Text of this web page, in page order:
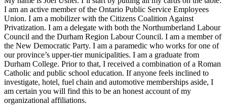
I am an active member of the Ontario Public Service Employees
Union. I am a mobilizer with the Citizens Coalition Against
Privatization. I am a delegate with both the Northumberland Labour
Council and the Durham Region Labour Council. I am a member of
the New Democratic Party. I am a paramedic who works for one of
our province’s upper-tier municipalities. I am a graduate from
Durham College. Prior to that, I received a combination of a Roman
Catholic and public school education. If anyone feels inclined to
investigate, hotel, fuel chain and automotive memberships aside, I
am certain you will find this to be an honest account of my
organizational affiliations.